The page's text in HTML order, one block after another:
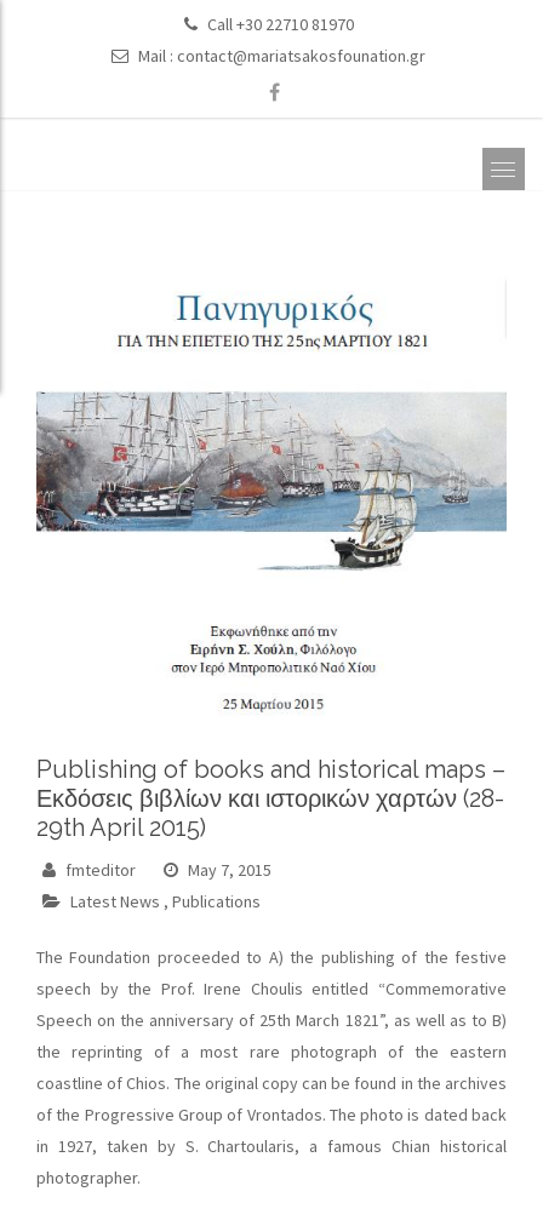
Call +30 22710 81970
Mail : contact@mariatsakosfounation.gr
Publishing of books and historical maps –
Εκδόσεις βιβλίων και ιστορικών χαρτών (28-
29th April 2015)
fmteditor
May 7, 2015
Latest News , Publications
The Foundation proceeded to A) the publishing of the festive
speech by the Prof. Irene Choulis entitled “Commemorative
Speech on the anniversary of 25th March 1821”, as well as to B)
the reprinting of a most rare photograph of the eastern
coastline of Chios. The original copy can be found in the archives
of the Progressive Group of Vrontados. The photo is dated back
in 1927, taken by S. Chartoularis, a famous Chian historical
photographer.